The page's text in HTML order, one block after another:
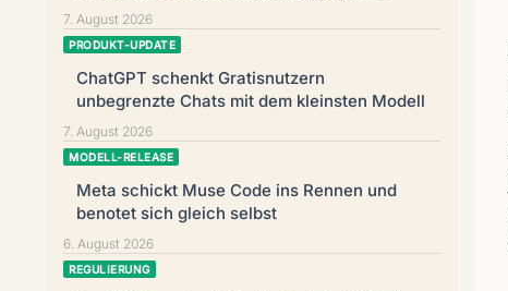
7. August 2026
PRODUKT-UPDATE
ChatGPT schenkt Gratisnutzern
unbegrenzte Chats mit dem kleinsten Modell
7. August 2026
MODELL-RELEASE
Meta schickt Muse Code ins Rennen und
benotet sich gleich selbst
6. August 2026
REGULIERUNG